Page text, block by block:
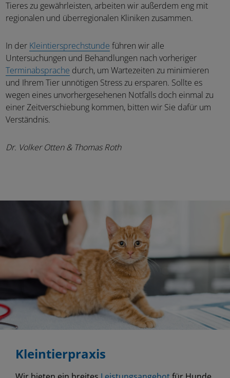
Tieres zu gewährleisten, arbeiten wir außerdem eng mit
regionalen und überregionalen Kliniken zusammen.
In der Kleintiersprechstunde führen wir alle
Untersuchungen und Behandlungen nach vorheriger
Terminabsprache durch, um Wartezeiten zu minimieren
und Ihrem Tier unnötigen Stress zu ersparen. Sollte es
wegen eines unvorhergesehenen Notfalls doch einmal zu
einer Zeitverschiebung kommen, bitten wir Sie dafür um
Verständnis.
Dr. Volker Otten & Thomas Roth
Kleintierpraxis